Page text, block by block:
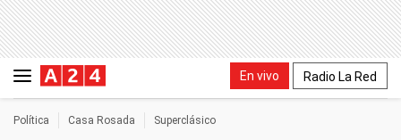
En vivo Radio La Red
Política Casa Rosada Superclásico